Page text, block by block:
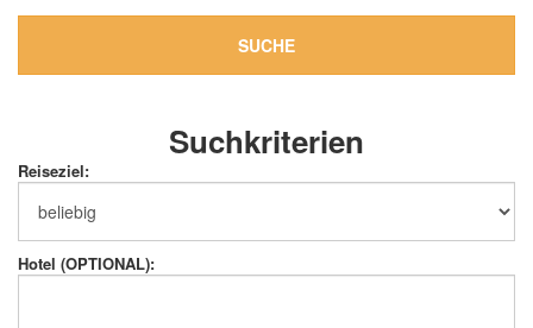
SUCHE
Suchkriterien
Reiseziel:
Hotel (OPTIONAL):